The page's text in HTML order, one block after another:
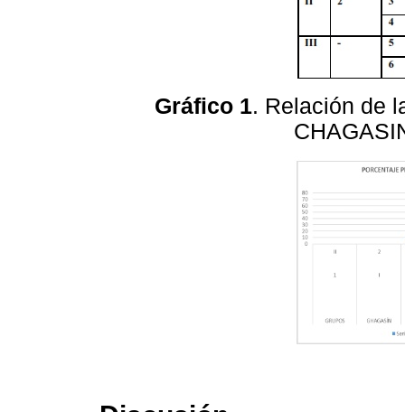
Gráfico 1. Relación de